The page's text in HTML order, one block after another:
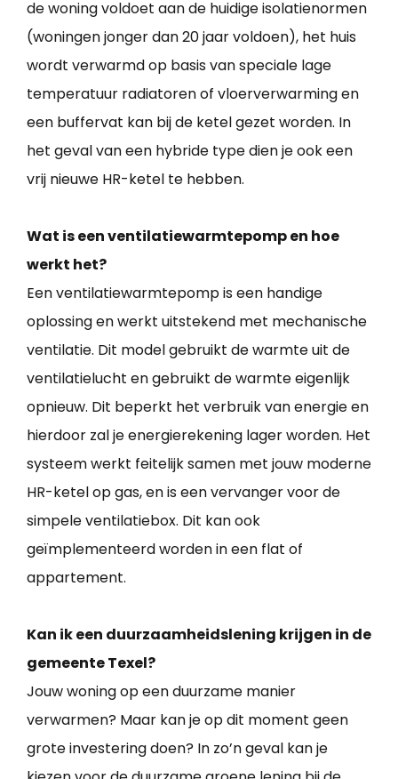
de woning voldoet aan de huidige isolatienormen
(woningen jonger dan 20 jaar voldoen), het huis
wordt verwarmd op basis van speciale lage
temperatuur radiatoren of vloerverwarming en
een buffervat kan bij de ketel gezet worden. In
het geval van een hybride type dien je ook een
vrij nieuwe HR-ketel te hebben.
Wat is een ventilatiewarmtepomp en hoe
werkt het?
Een ventilatiewarmtepomp is een handige
oplossing en werkt uitstekend met mechanische
ventilatie. Dit model gebruikt de warmte uit de
ventilatielucht en gebruikt de warmte eigenlijk
opnieuw. Dit beperkt het verbruik van energie en
hierdoor zal je energierekening lager worden. Het
systeem werkt feitelijk samen met jouw moderne
HR-ketel op gas, en is een vervanger voor de
simpele ventilatiebox. Dit kan ook
geïmplementeerd worden in een flat of
appartement.
Kan ik een duurzaamheidslening krijgen in de
gemeente Texel?
Jouw woning op een duurzame manier
verwarmen? Maar kan je op dit moment geen
grote investering doen? In zo’n geval kan je